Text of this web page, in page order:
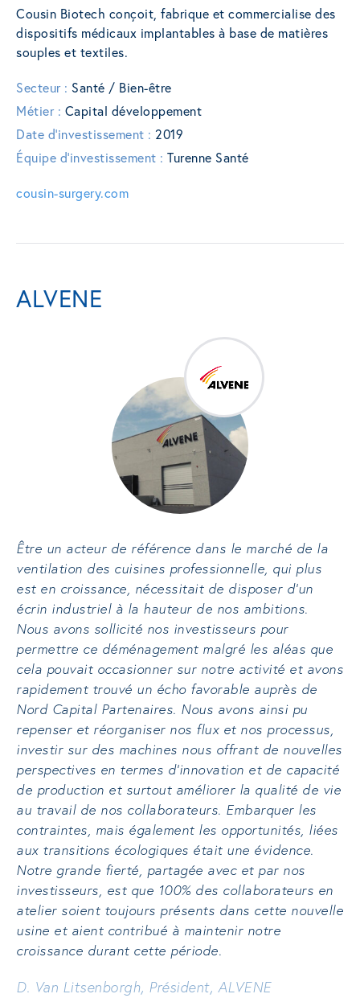
Cousin Biotech conçoit, fabrique et commercialise des
dispositifs médicaux implantables à base de matières
souples et textiles.
Secteur : Santé / Bien-être
Métier : Capital développement
Date d'investissement : 2019
Équipe d'investissement : Turenne Santé
cousin-surgery.com
ALVENE
Être un acteur de référence dans le marché de la
ventilation des cuisines professionnelle, qui plus
est en croissance, nécessitait de disposer d’un
écrin industriel à la hauteur de nos ambitions.
Nous avons sollicité nos investisseurs pour
permettre ce déménagement malgré les aléas que
cela pouvait occasionner sur notre activité et avons
rapidement trouvé un écho favorable auprès de
Nord Capital Partenaires. Nous avons ainsi pu
repenser et réorganiser nos flux et nos processus,
investir sur des machines nous offrant de nouvelles
perspectives en termes d’innovation et de capacité
de production et surtout améliorer la qualité de vie
au travail de nos collaborateurs. Embarquer les
contraintes, mais également les opportunités, liées
aux transitions écologiques était une évidence.
Notre grande fierté, partagée avec et par nos
investisseurs, est que 100% des collaborateurs en
atelier soient toujours présents dans cette nouvelle
usine et aient contribué à maintenir notre
croissance durant cette période.
D. Van Litsenborgh, Président, ALVENE